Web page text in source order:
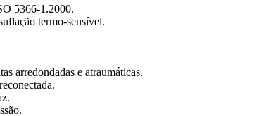
5366-1.2000.
termo-sensível.
arredondadas e atraumáticas.